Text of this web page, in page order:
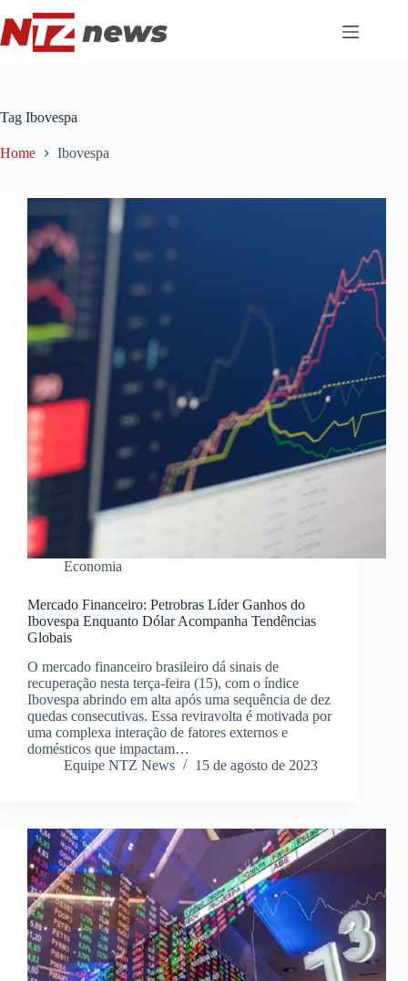
para
o
conteúdo
Tag Ibovespa
Home Ibovespa
Economia
Mercado Financeiro: Petrobras Líder Ganhos do
Ibovespa Enquanto Dólar Acompanha Tendências
Globais
O mercado financeiro brasileiro dá sinais de
recuperação nesta terça-feira (15), com o índice
Ibovespa abrindo em alta após uma sequência de dez
quedas consecutivas. Essa reviravolta é motivada por
uma complexa interação de fatores externos e
domésticos que impactam…
Equipe NTZ News
15 de agosto de 2023